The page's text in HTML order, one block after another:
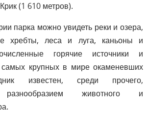
(1 610 метров).
парка можно увидеть реки и озера,
хребты, леса и луга, каньоны и
горячие источники и
самых крупных в мире окаменевших
известен, среди прочего,
разнообразием животного и